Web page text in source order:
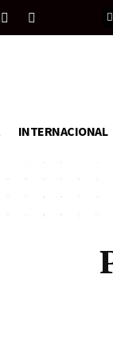
INTERNACIONAL